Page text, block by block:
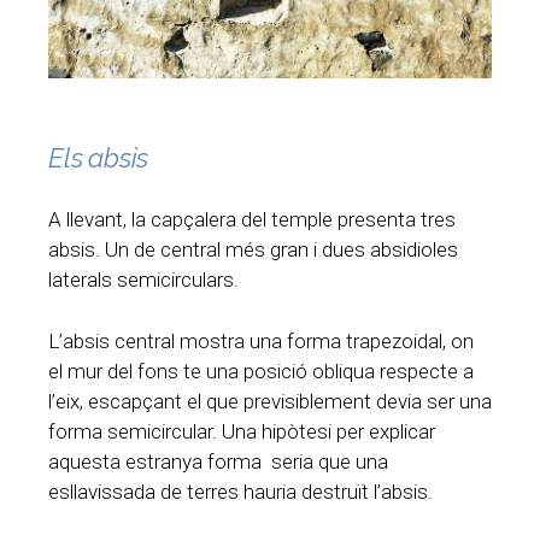
Els absis
A llevant, la capçalera del temple presenta tres
absis. Un de central més gran i dues absidioles
laterals semicirculars.
L’absis central mostra una forma trapezoidal, on
el mur del fons te una posició obliqua respecte a
l’eix, escapçant el que previsiblement devia ser una
forma semicircular. Una hipòtesi per explicar
aquesta estranya forma seria que una
esllavissada de terres hauria destruït l’absis.